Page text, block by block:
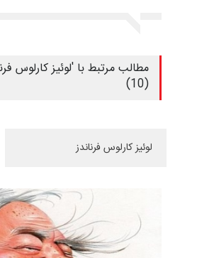
مطالب مرتبط با 'لوئیز کارلوس
(10)